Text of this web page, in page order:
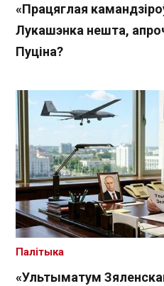
«Працяглая
Лукашэнка нешта,
Пуціна?
«Ультыматум
Палітыка